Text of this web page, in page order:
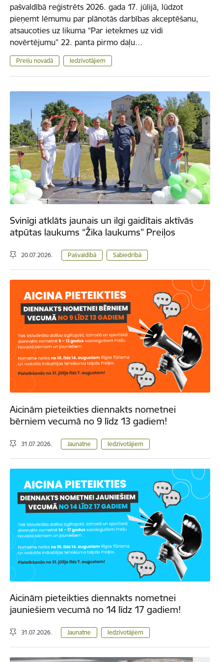
pašvaldībā reģistrēts 2026. gada 17. jūlijā, lūdzot
pieņemt lēmumu par plānotās darbības akceptēšanu,
atsaucoties uz likuma “Par ietekmes uz vidi
novērtējumu” 22. panta pirmo daļu…
Preiļu novadā Iedzīvotājiem
Svinīgi atklāts jaunais un ilgi gaidītais aktīvās
atpūtas laukums “Žika laukums” Preiļos
20.07.2026. Pašvaldībā Sabiedrībā
Aicinām pieteikties diennakts nometnei
bērniem vecumā no 9 līdz 13 gadiem!
31.07.2026. Jaunatne Iedzīvotājiem
Aicinām pieteikties diennakts nometnei
jauniešiem vecumā no 14 līdz 17 gadiem!
31.07.2026. Jaunatne Iedzīvotājiem